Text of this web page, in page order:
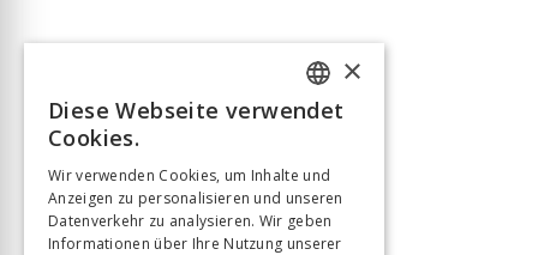
FRENCH
ITALIAN
×
Diese Webseite verwendet
Cookies.
Wir verwenden Cookies, um Inhalte und
Anzeigen zu personalisieren und unseren
Datenverkehr zu analysieren. Wir geben
Informationen über Ihre Nutzung unserer